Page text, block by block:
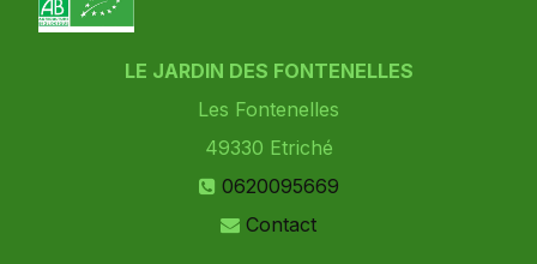
LE JARDIN DES FONTENELLES
Les Fontenelles
49330 Etriché
0620095669
Contact